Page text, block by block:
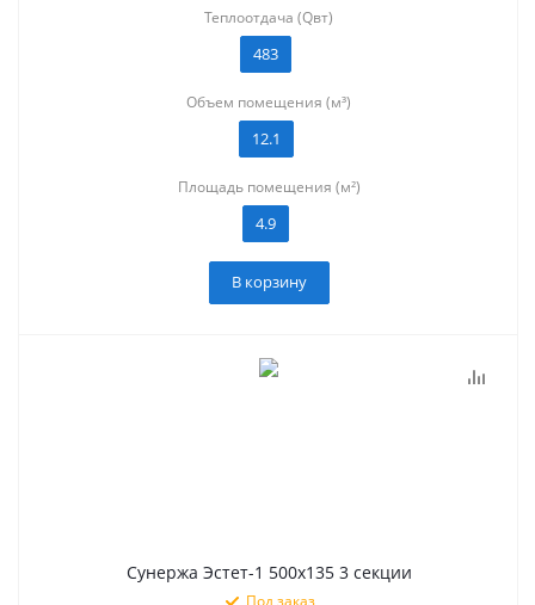
Теплоотдача (Qвт)
483
Объем помещения (м³)
12.1
Площадь помещения (м²)
4.9
В корзину
Сунержа Эстет-1 500х135 3 секции